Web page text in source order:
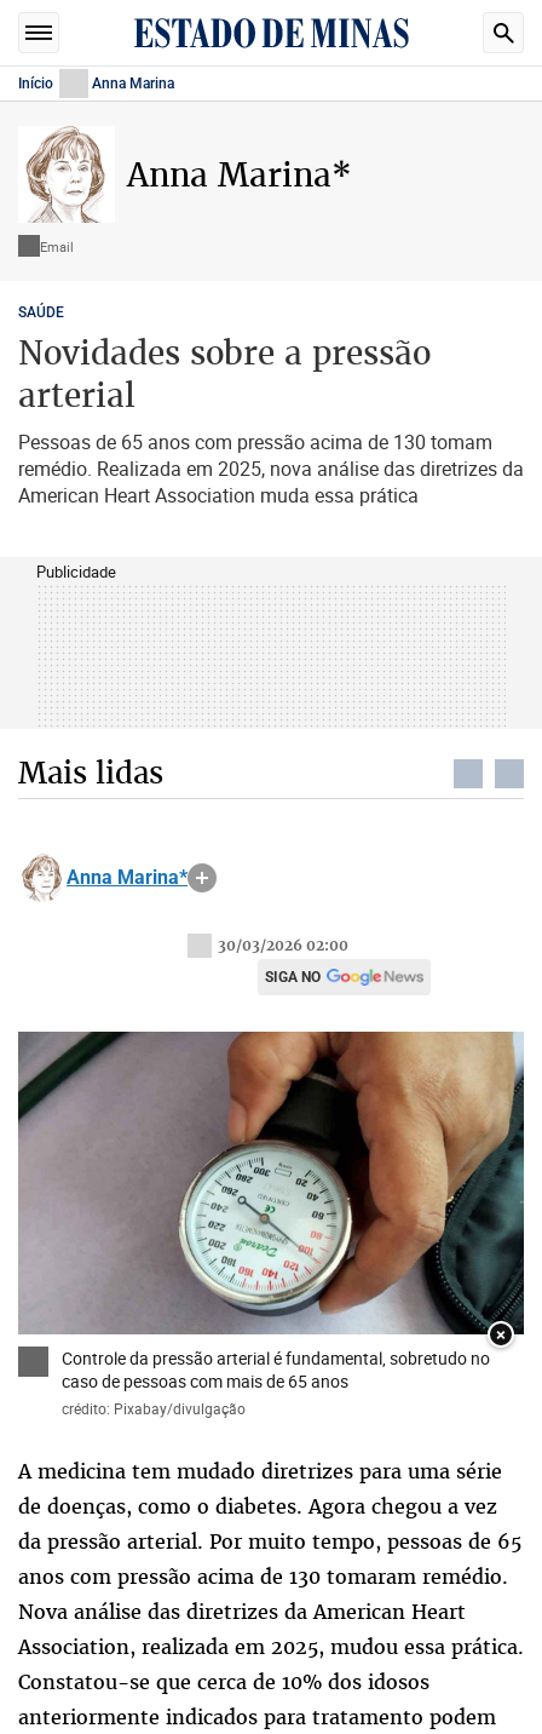
Início Anna Marina
Anna Marina*
Email
SAÚDE
Novidades sobre a pressão
arterial
Pessoas de 65 anos com pressão acima de 130 tomam
remédio. Realizada em 2025, nova análise das diretrizes da
American Heart Association muda essa prática
Publicidade
Mais lidas
Anna Marina*
30/03/2026 02:00
SIGA NO
×
Controle da pressão arterial é fundamental, sobretudo no
caso de pessoas com mais de 65 anos
crédito: Pixabay/divulgação
A medicina tem mudado diretrizes para uma série
de doenças, como o diabetes. Agora chegou a vez
da pressão arterial. Por muito tempo, pessoas de 65
anos com pressão acima de 130 tomaram remédio.
Nova análise das diretrizes da American Heart
Association, realizada em 2025, mudou essa prática.
Constatou-se que cerca de 10% dos idosos
anteriormente indicados para tratamento podem